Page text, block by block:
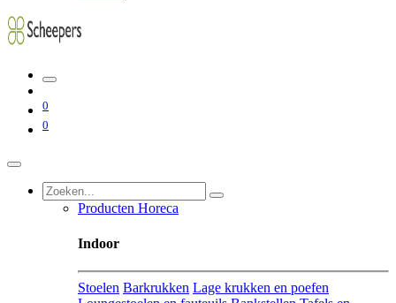
0
0
Producten Horeca
Indoor
Stoelen Barkrukken Lage krukken en poefen